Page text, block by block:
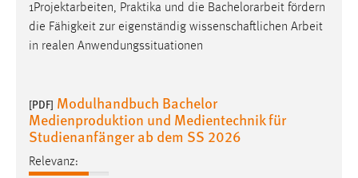
1Projektarbeiten, Praktika und die Bachelorarbeit fördern
die Fähigkeit zur eigenständig wissenschaftlichen Arbeit
in realen Anwendungssituationen
[PDF] Modulhandbuch Bachelor
Medienproduktion und Medientechnik für
Studienanfänger ab dem SS 2026
Relevanz: